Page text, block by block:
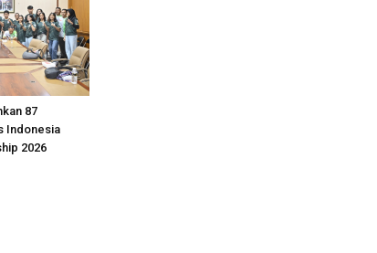
87
Indonesia
2026